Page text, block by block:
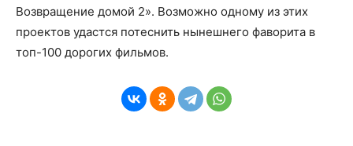
Возвращение домой 2». Возможно одному из этих
проектов удастся потеснить нынешнего фаворита в
топ-100 дорогих фильмов.